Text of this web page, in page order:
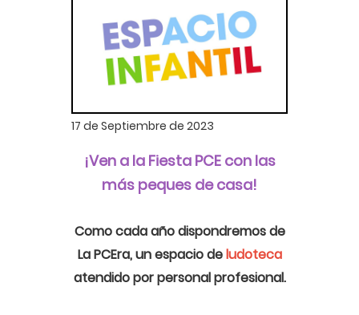
17 de Septiembre de 2023
¡Ven a la Fiesta PCE con las
más peques de casa!
Como cada año dispondremos de
La PCEra, un espacio deludoteca
atendido por personal profesional.